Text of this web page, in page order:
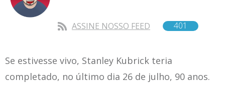
ASSINE NOSSO FEED 401
Se estivesse vivo, Stanley Kubrick teria
completado, no último dia 26 de julho, 90 anos.